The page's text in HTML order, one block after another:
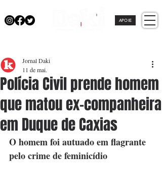
APOIE
Polícia Civil prende homem
que matou ex-companheira
em Duque de Caxias
Jornal Daki
11 de mai.
O homem foi autuado em flagrante
pelo crime de feminicídio